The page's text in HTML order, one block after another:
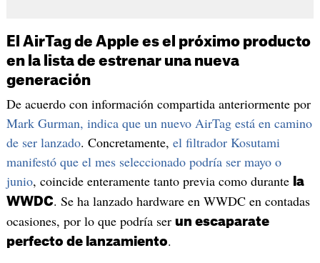
El AirTag de Apple es el próximo producto
en la lista de estrenar una nueva
generación
De acuerdo con información compartida anteriormente por
Mark Gurman, indica que un nuevo AirTag está en camino
de ser lanzado. Concretamente, el filtrador Kosutami
manifestó que el mes seleccionado podría ser mayo o
junio, coincide enteramente tanto previa como durante la
WWDC. Se ha lanzado hardware en WWDC en contadas
ocasiones, por lo que podría ser un escaparate
perfecto de lanzamiento.